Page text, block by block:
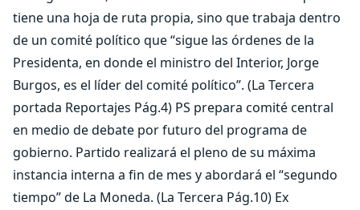
tiene una hoja de ruta propia, sino que trabaja dentro
de un comité político que “sigue las órdenes de la
Presidenta, en donde el ministro del Interior, Jorge
Burgos, es el líder del comité político”. (La Tercera
portada Reportajes Pág.4) PS prepara comité central
en medio de debate por futuro del programa de
gobierno. Partido realizará el pleno de su máxima
instancia interna a fin de mes y abordará el “segundo
tiempo” de La Moneda. (La Tercera Pág.10) Ex